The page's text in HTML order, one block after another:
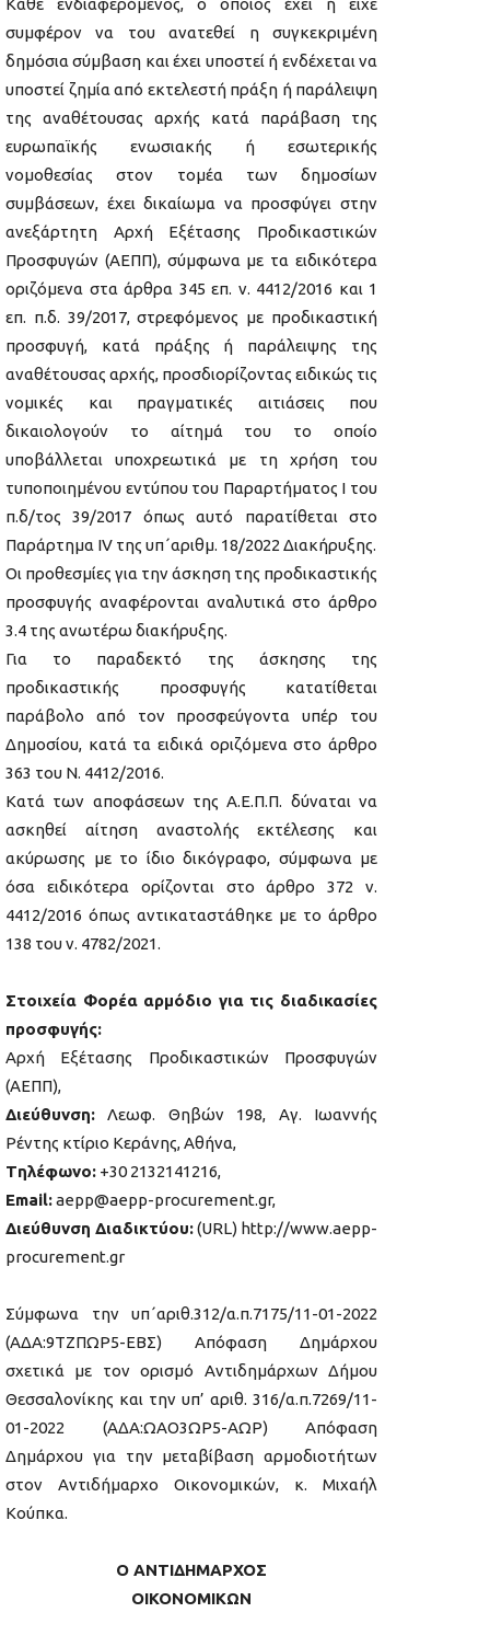
Κάθε ενδιαφερόμενος, ο οποίος έχει ή είχε
συμφέρον να του ανατεθεί η συγκεκριμένη
δημόσια σύμβαση και έχει υποστεί ή ενδέχεται να
υποστεί ζημία από εκτελεστή πράξη ή παράλειψη
της αναθέτουσας αρχής κατά παράβαση της
ευρωπαϊκής ενωσιακής ή εσωτερικής
νομοθεσίας στον τομέα των δημοσίων
συμβάσεων, έχει δικαίωμα να προσφύγει στην
ανεξάρτητη Αρχή Εξέτασης Προδικαστικών
Προσφυγών (ΑΕΠΠ), σύμφωνα με τα ειδικότερα
οριζόμενα στα άρθρα 345 επ. ν. 4412/2016 και 1
επ. π.δ. 39/2017, στρεφόμενος με προδικαστική
προσφυγή, κατά πράξης ή παράλειψης της
αναθέτουσας αρχής, προσδιορίζοντας ειδικώς τις
νομικές και πραγματικές αιτιάσεις που
δικαιολογούν το αίτημά του το οποίο
υποβάλλεται υποχρεωτικά με τη χρήση του
τυποποιημένου εντύπου του Παραρτήματος Ι του
π.δ/τος 39/2017 όπως αυτό παρατίθεται στο
Παράρτημα ΙV της υπ΄αριθμ. 18/2022 Διακήρυξης.
Οι προθεσμίες για την άσκηση της προδικαστικής
προσφυγής αναφέρονται αναλυτικά στο άρθρο
3.4 της ανωτέρω διακήρυξης.
Για το παραδεκτό της άσκησης της
προδικαστικής προσφυγής κατατίθεται
παράβολο από τον προσφεύγοντα υπέρ του
Δημοσίου, κατά τα ειδικά οριζόμενα στο άρθρο
363 του Ν. 4412/2016.
Κατά των αποφάσεων της Α.Ε.Π.Π. δύναται να
ασκηθεί αίτηση αναστολής εκτέλεσης και
ακύρωσης με το ίδιο δικόγραφο, σύμφωνα με
όσα ειδικότερα ορίζονται στο άρθρο 372 ν.
4412/2016 όπως αντικαταστάθηκε με το άρθρο
138 του ν. 4782/2021.
Στοιχεία Φορέα αρμόδιο για τις διαδικασίες
προσφυγής:
Αρχή Εξέτασης Προδικαστικών Προσφυγών
(ΑΕΠΠ),
Διεύθυνση: Λεωφ. Θηβών 198, Αγ. Ιωαννής
Ρέντης κτίριο Κεράνης, Αθήνα,
Tηλέφωνο: +30 2132141216,
Εmail:aepp@aepp-procurement.gr,
Διεύθυνση Διαδικτύου:(URL) http://www.aepp-
procurement.gr
Σύμφωνα την υπ΄αριθ.312/α.π.7175/11-01-2022
(ΑΔΑ:9ΤΖΠΩΡ5-ΕΒΣ) Απόφαση Δημάρχου
σχετικά με τον ορισμό Αντιδημάρχων Δήμου
Θεσσαλονίκης και την υπ’ αριθ. 316/α.π.7269/11-
01-2022 (ΑΔΑ:ΩΑΟ3ΩΡ5-ΑΩΡ) Απόφαση
Δημάρχου για την μεταβίβαση αρμοδιοτήτων
στον Αντιδήμαρχο Οικονομικών, κ. Μιχαήλ
Κούπκα.
Ο ΑΝΤΙΔΗΜΑΡΧΟΣ
ΟΙΚΟΝΟΜΙΚΩΝ